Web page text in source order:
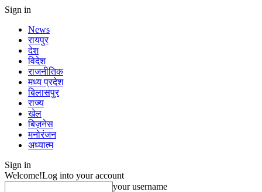
Sign in
News
रायपुर
देश
विदेश
राजनीतिक
मध्य प्रदेश
बिलासपुर
राज्य
खेल
बिज़नेस
मनोरंजन
अध्यात्म
Sign in
Welcome!Log into your account
your username